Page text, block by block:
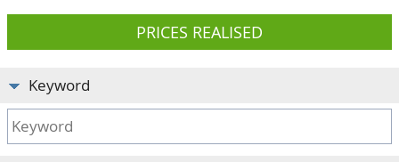
BUY AND SELL
How to sell?
How to buy?
Conditions
BIDDING
APPRAISALS
CATALOGUE/RESULTS
PRICES REALISED
Keyword